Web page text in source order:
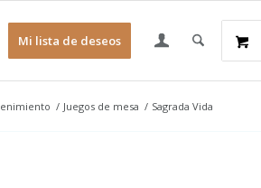
Mi lista de deseos
/ Juegos de mesa / Sagrada Vida